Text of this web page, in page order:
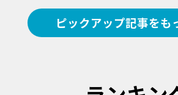
ピックアップ記事をも